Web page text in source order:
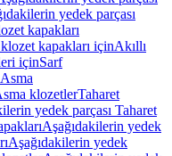
yedek parçası
kapakları
kapakları içinAkıllı
içinSarf
Asma
klozetlerTaharet
yedek parçası Taharet
Aşağıdakilerin yedek
Aşağıdakilerin yedek